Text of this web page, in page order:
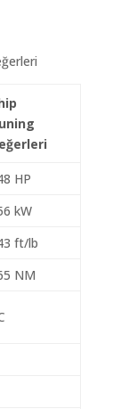
HP
kW
ft/lb
NM